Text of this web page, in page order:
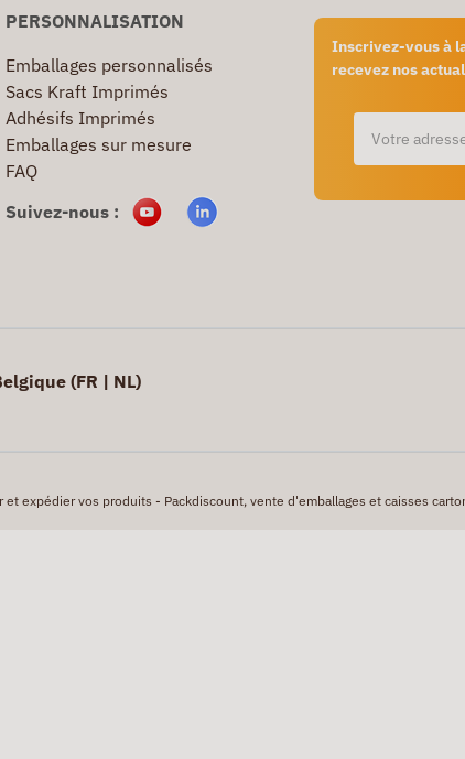
Inscrivez-vous à
recevez nos
PERSONNALISATION
Emballages personnalisés
Sacs Kraft Imprimés
Adhésifs Imprimés
Emballages sur mesure
FAQ
Suivez-nous :
(FR | NL)
expédier vos produits - Packdiscount, vente d'emballages et caisses